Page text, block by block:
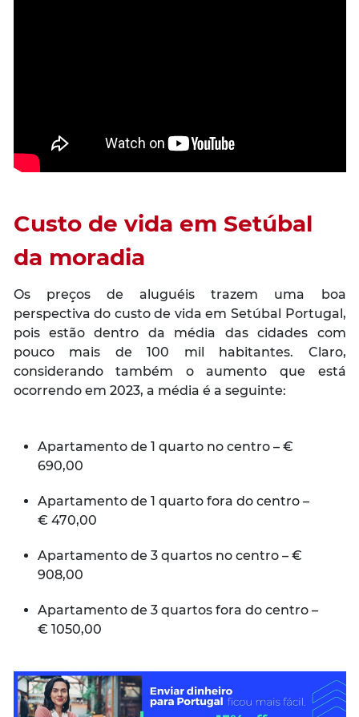
Custo de vida em Setúbal
da moradia
Os preços de aluguéis trazem uma boa
perspectiva do custo de vida em Setúbal Portugal,
pois estão dentro da média das cidades com
pouco mais de 100 mil habitantes. Claro,
considerando também o aumento que está
ocorrendo em 2023, a média é a seguinte:
Apartamento de 1 quarto no centro – €
690,00
Apartamento de 1 quarto fora do centro –
€ 470,00
Apartamento de 3 quartos no centro – €
908,00
Apartamento de 3 quartos fora do centro –
€ 1050,00